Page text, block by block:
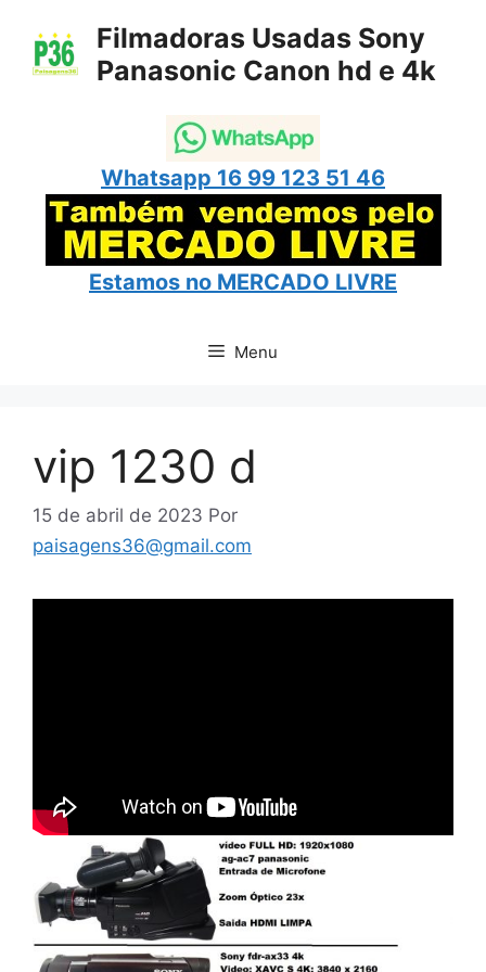
para
Filmadoras Usadas Sony
Panasonic Canon hd e 4k
Whatsapp 16 99 123 51 46
Estamos no MERCADO LIVRE
Menu
vip 1230 d
15 de abril de 2023 Por
paisagens36@gmail.com